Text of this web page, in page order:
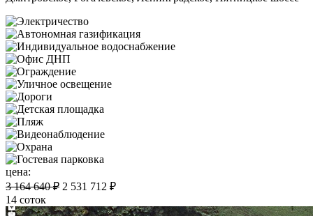
цена:
3 164 640 ₽ 2 531 712 ₽
14 соток